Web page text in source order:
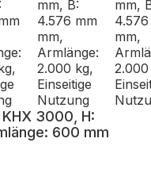
3000, H:
600 mm